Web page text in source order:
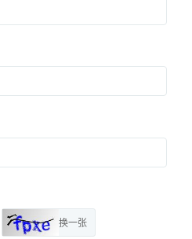
换一张